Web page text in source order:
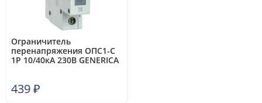
Ограничитель
перенапряжения ОПС1-C
1Р 10/40кА 230В GENERICA
439₽